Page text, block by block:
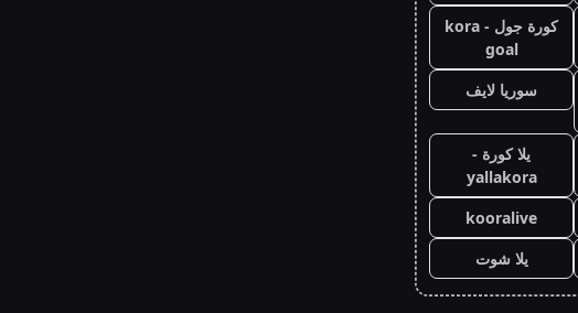
كورة جول - kora
goal
سوريا لايف
يلا كورة -
yallakora
kooralive
يلا شوت